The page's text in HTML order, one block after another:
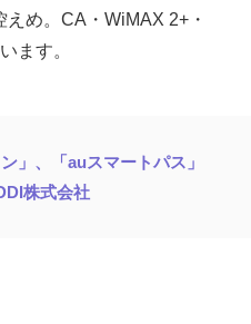
め。CA・WiMAX 2+・
ます。
」、「auスマートパス」
株式会社